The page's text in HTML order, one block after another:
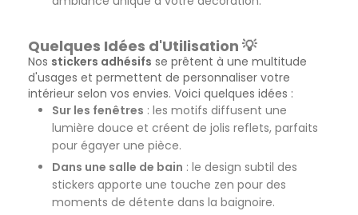
Quelques Idées d'Utilisation 💡
Nos stickers adhésifs se prêtent à une multitude
d'usages et permettent de personnaliser votre
intérieur selon vos envies. Voici quelques idées :
Sur les fenêtres : les motifs diffusent une
lumière douce et créent de jolis reflets, parfaits
pour égayer une pièce.
Dans une salle de bain : le design subtil des
stickers apporte une touche zen pour des
moments de détente dans la baignoire.